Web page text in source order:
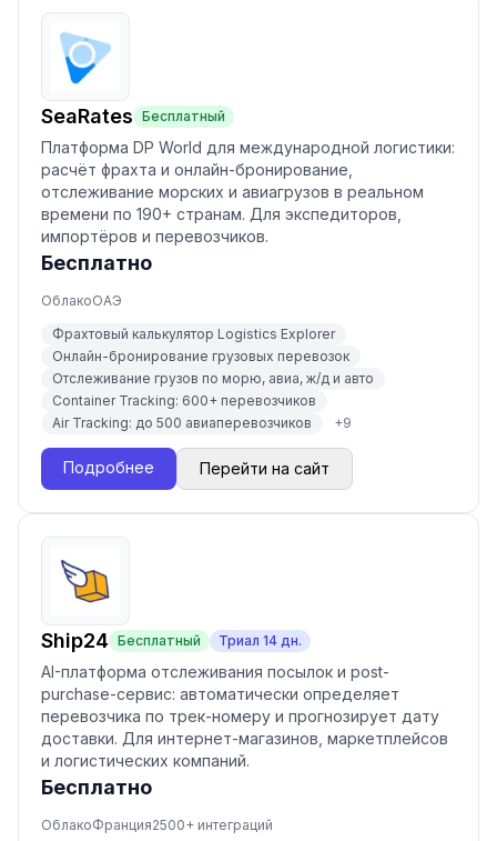
SeaRates Бесплатный
Платформа DP World для международной логистики:
расчёт фрахта и онлайн-бронирование,
отслеживание морских и авиагрузов в реальном
времени по 190+ странам. Для экспедиторов,
импортёров и перевозчиков.
Бесплатно
ОблакоОАЭ
Фрахтовый калькулятор Logistics Explorer
Онлайн-бронирование грузовых перевозок
Отслеживание грузов по морю, авиа, ж/д и авто
Container Tracking: 600+ перевозчиков
Air Tracking: до 500 авиаперевозчиков
+9
Подробнее Перейти на сайт
Ship24 Бесплатный Триал 14 дн.
AI-платформа отслеживания посылок и post-
purchase-сервис: автоматически определяет
перевозчика по трек-номеру и прогнозирует дату
доставки. Для интернет-магазинов, маркетплейсов
и логистических компаний.
Бесплатно
ОблакоФранция2500+ интеграций